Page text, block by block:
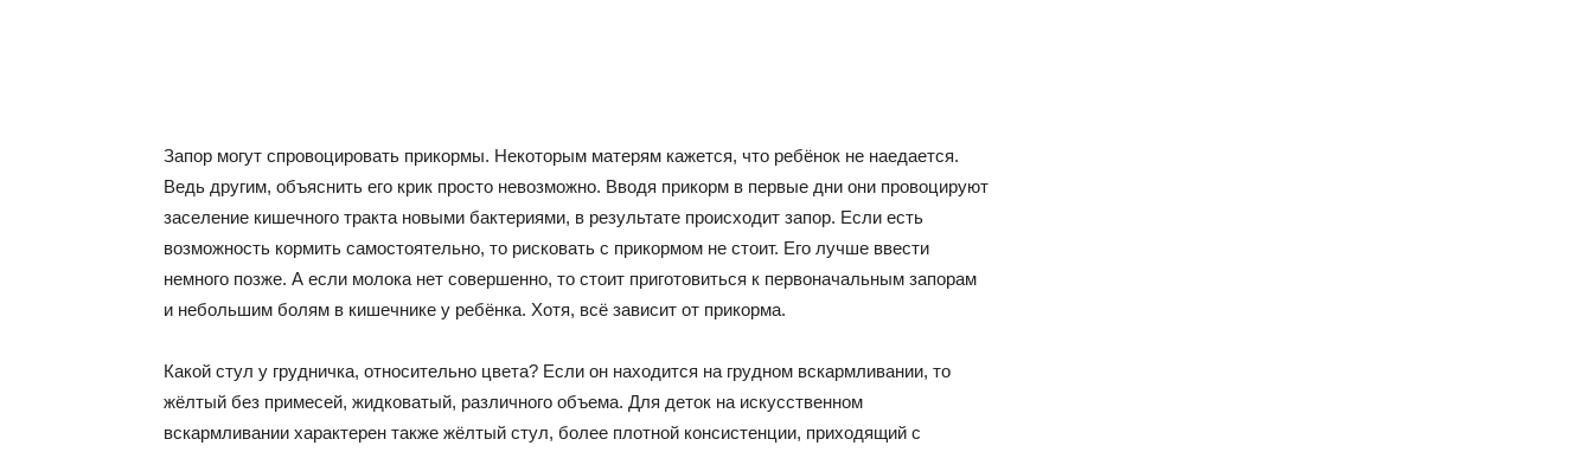
Запор могут спровоцировать прикормы. Некоторым матерям кажется, что ребёнок не наедается.
Ведь другим, объяснить его крик просто невозможно. Вводя прикорм в первые дни они провоцируют
заселение кишечного тракта новыми бактериями, в результате происходит запор. Если есть
возможность кормить самостоятельно, то рисковать с прикормом не стоит. Его лучше ввести
немного позже. А если молока нет совершенно, то стоит приготовиться к первоначальным запорам
и небольшим болям в кишечнике у ребёнка. Хотя, всё зависит от прикорма.
Какой стул у грудничка, относительно цвета? Если он находится на грудном вскармливании, то
жёлтый без примесей, жидковатый, различного объема. Для деток на искусственном
вскармливании характерен также жёлтый стул, более плотной консистенции, приходящий с